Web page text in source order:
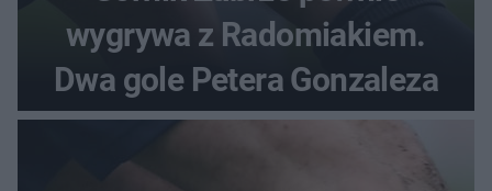
wygrywa z Radomiakiem.
Dwa gole Petera Gonzaleza